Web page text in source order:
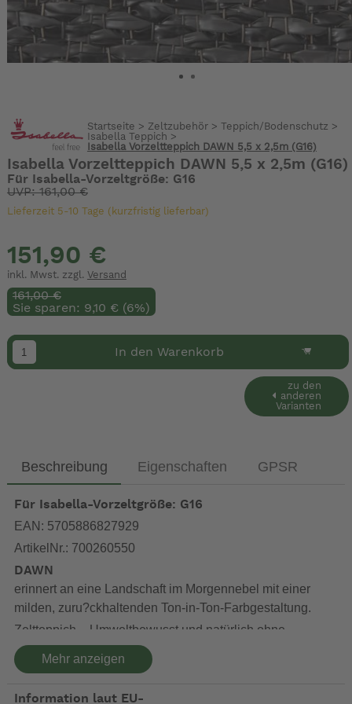
Startseite > Zeltzubehör> Teppich/Bodenschutz >
Isabella Teppich >
Isabella Vorzeltteppich DAWN 5,5 x 2,5m (G16)
Isabella Vorzeltteppich DAWN 5,5 x 2,5m (G16)
Für Isabella-Vorzeltgröße: G16
UVP: 161,00 €
Lieferzeit 5-10 Tage (kurzfristig lieferbar)
151,90 €
inkl. Mwst. zzgl. Versand
161,00 €
Sie sparen: 9,10 € (6%)
In den Warenkorb
zu den
anderen
Varianten
Beschreibung Eigenschaften GPSR
Für Isabella-Vorzeltgröße: G16
EAN: 5705886827929
ArtikelNr.: 700260550
DAWN
erinnert an eine Landschaft im Morgennebel mit einer
milden, zuru?ckhaltenden Ton-in-Ton-Farbgestaltung.
Zeltteppich – Umweltbewusst und natürlich ohne
Schadstoffe hergestellt
Zeltteppiche unterliegen leider nicht, da nur für
Freiluftanwendung gedacht, den gleichen Umwelt- und
Mehr anzeigen
Information laut EU-